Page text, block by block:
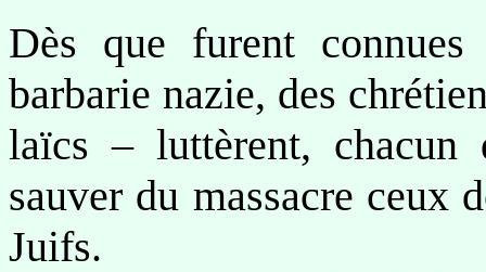
Dès que furent
barbarie nazie, des
laïcs – luttèrent, chacun
sauver du massacre ceux
Juifs.